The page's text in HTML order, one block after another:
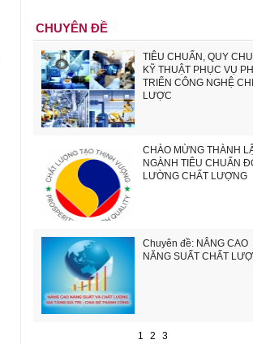
CHUYÊN ĐỀ
TIÊU CHUẨN, QUY
KỸ THUẬT PHỤC VỤ
TRIỂN CÔNG NGHỆ
LƯỢC
CHÀO MỪNG THÀNH
NGÀNH TIÊU CHUẨN
LƯỜNG CHẤT LƯỢNG
Chuyên đề: NÂNG CAO
NĂNG SUẤT CHẤT
1 2 3